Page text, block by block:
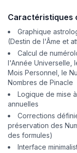
Caractéristiques
Graphique
(Destin de l'Âme et
Calcul de
l'Année Universelle,
Mois Personnel, le
Nombres de Pinacle
Logique de mise
annuelles
Corrections
préservation des
des formules)
Interface